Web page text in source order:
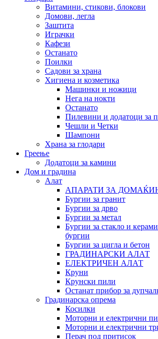
Витамини, стикови, блокови
Домови, легла
Заштита
Играчки
Кафези
Останато
Поилки
Садови за храна
Хигиена и козметика
Машинки и ножици
Нега на нокти
Останато
Пилевини и додатоци за
Чешли и Четки
Шампони
Храна за глодари
Греење
Додатоци за камини
Дом и градина
Алат
АПАРАТИ ЗА
Бургии за гранит
Бургии за дрво
Бургии за метал
Бургии за стакло и
бургии
Бургии за цигла и бетон
ГРАДИНАРСКИ АЛАТ
ЕЛЕКТРИЧЕН АЛАТ
Круни
Крунски пили
Останат прибор за
Градинарска опрема
Косилки
Моторни и електрични
Моторни и електрични
Перач под притисок